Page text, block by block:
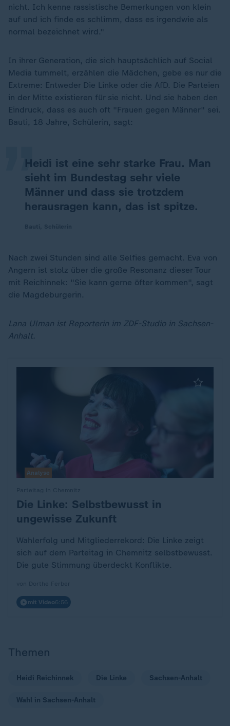
nicht. Ich kenne rassistische Bemerkungen von klein
auf und ich finde es schlimm, dass es irgendwie als
normal bezeichnet wird."
In ihrer Generation, die sich hauptsächlich auf Social
Media tummelt, erzählen die Mädchen, gebe es nur die
Extreme: Entweder Die Linke oder die AfD. Die Parteien
in der Mitte existieren für sie nicht. Und sie haben den
Eindruck, dass es auch oft "Frauen gegen Männer" sei.
Bauti, 18 Jahre, Schülerin, sagt:
Heidi ist eine sehr starke Frau. Man
sieht im Bundestag sehr viele
Männer und dass sie trotzdem
herausragen kann, das ist spitze.
„
Nach zwei Stunden sind alle Selfies gemacht. Eva von
Angern ist stolz über die große Resonanz dieser Tour
mit Reichinnek: "Sie kann gerne öfter kommen", sagt
die Magdeburgerin.
Lana Ulman ist Reporterin im ZDF-Studio in Sachsen-
Anhalt.
:Die Linke: Selbstbewusst in
ungewisse Zukunft
Wahlerfolg und Mitgliederrekord: Die Linke zeigt
sich auf dem Parteitag in Chemnitz selbstbewusst.
Die gute Stimmung überdeckt Konflikte.
mit Video6:56
Analyse
Themen
Heidi Reichinnek Die Linke Sachsen-Anhalt
Wahl in Sachsen-Anhalt